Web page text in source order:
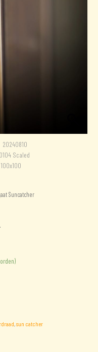
Suncatcher
,sun catcher